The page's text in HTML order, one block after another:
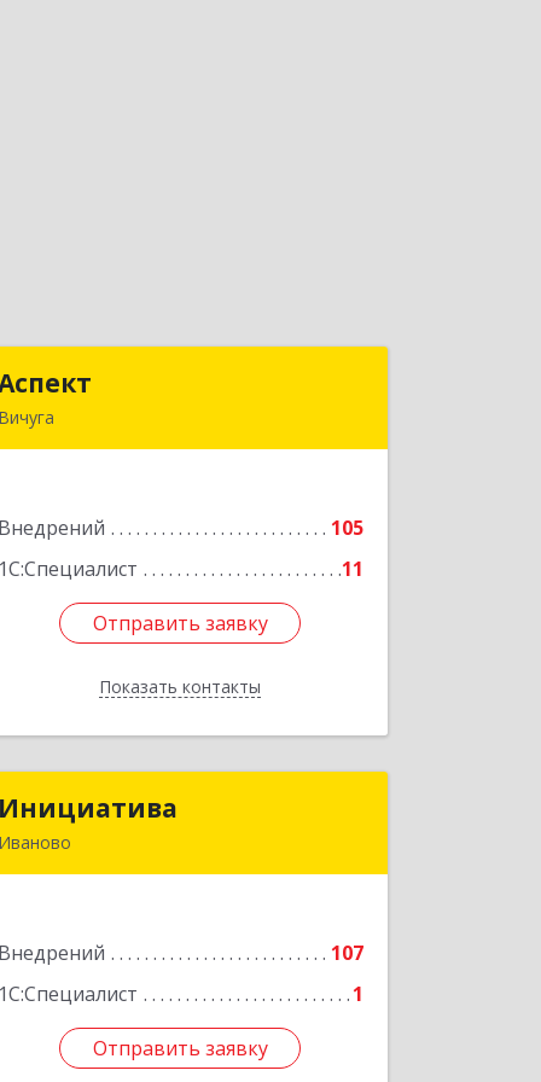
Вичуга
Внедрений
105
1С:Специалист
11
Отправить заявку
Показать контакты
Подробнее
Отправить заявку
Назад
Инициатива
Иваново
Внедрений
107
1С:Специалист
1
Отправить заявку
Подробнее
Отправить заявку